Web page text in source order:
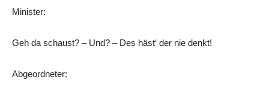
Minister:
Geh da schaust? – Und? – Des häst‘ der nie denkt!
Abgeordneter: